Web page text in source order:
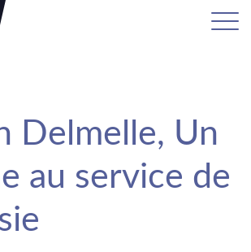
Delmelle, Un
au service de